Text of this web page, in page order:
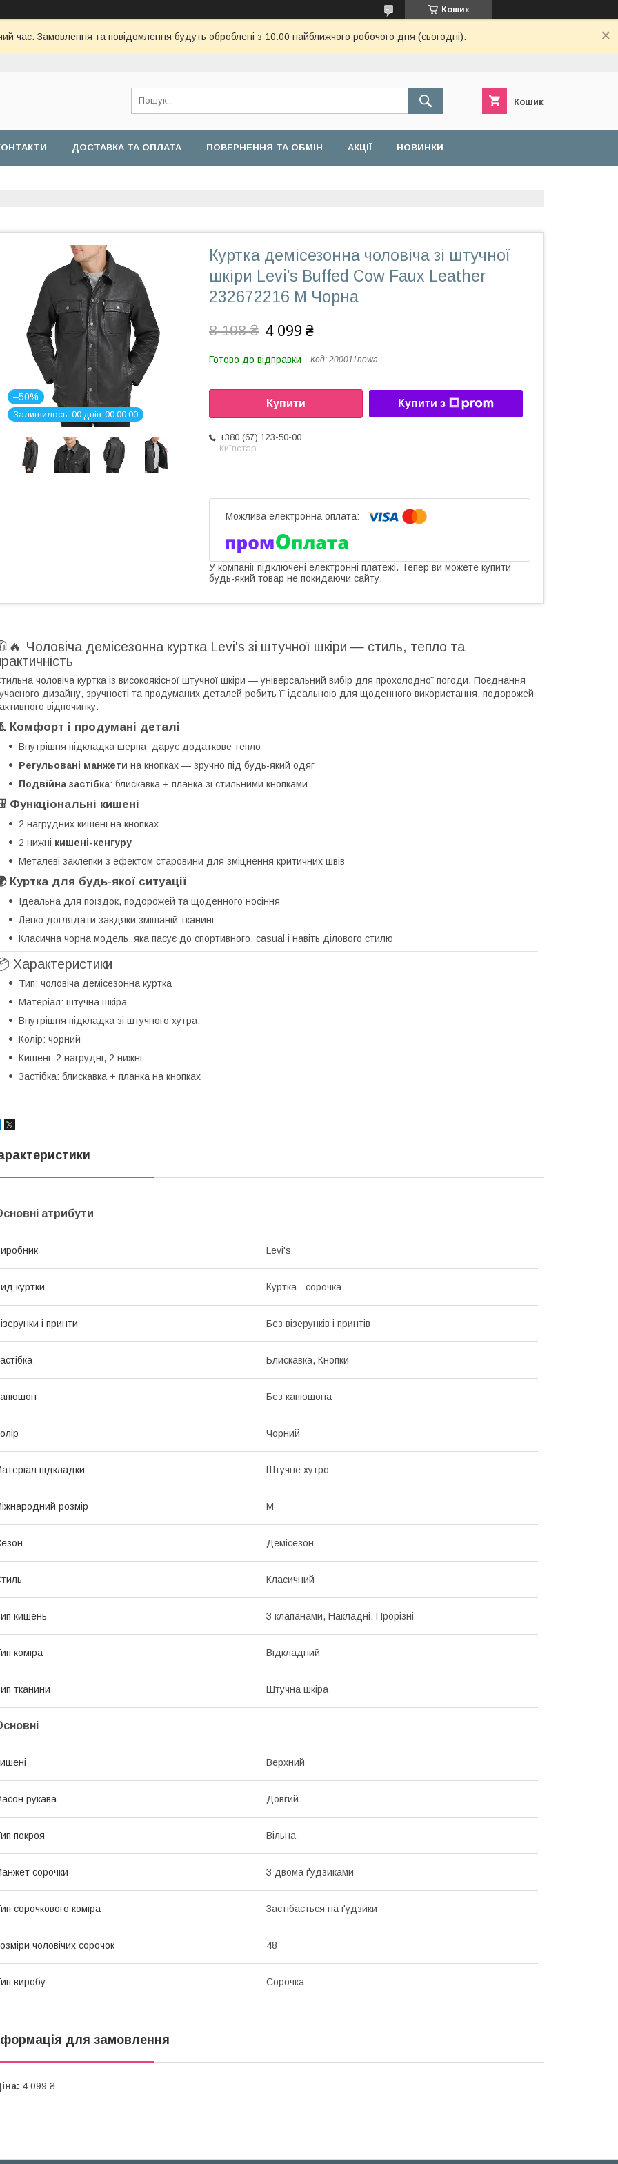
Кошик
час. Замовлення та повідомлення будуть оброблені з 10:00 найближчого робочого дня (сьогодні).
Кошик
ДОСТАВКА ТА ОПЛАТА ПОВЕРНЕННЯ ТА ОБМІН АКЦІЇ НОВИНКИ
–50%
Залишилось 00 днів 00 00 00
Куртка демісезонна чоловіча зі штучної
шкіри Levi's Buffed Cow Faux Leather
232672216 M Чорна
8 198 ₴ 4 099 ₴
Готово до відправки Код: 200011nowa
Купити Купити з
+380 (67) 123-50-00
Київстар
У компанії підключені електронні платежі. Тепер ви можете купити
будь-який товар не покидаючи сайту.
Чоловіча демісезонна куртка Levi's зі штучної шкіри — стиль, тепло та
чоловіча куртка із високоякісної штучної шкіри — універсальний вибір для прохолодної погоди. Поєднання
дизайну, зручності та продуманих деталей робить її ідеальною для щоденного використання, подорожей
активного відпочинку.
Комфорт і продумані деталі
Внутрішня підкладка шерпа дарує додаткове тепло
Регульовані манжети на кнопках — зручно під будь-який одяг
Подвійна застібка: блискавка + планка зі стильними кнопками
Функціональні кишені
2 нагрудних кишені на кнопках
2 нижні кишені-кенгуру
Металеві заклепки з ефектом старовини для зміцнення критичних швів
Куртка для будь-якої ситуації
Ідеальна для поїздок, подорожей та щоденного носіння
Легко доглядати завдяки змішаній тканині
Класична чорна модель, яка пасує до спортивного, casual і навіть ділового стилю
Характеристики
Тип: чоловіча демісезонна куртка
Матеріал: штучна шкіра
Внутрішня підкладка зі штучного хутра.
Колір: чорний
Кишені: 2 нагрудні, 2 нижні
Застібка: блискавка + планка на кнопках
атрибути
Levi's
куртки Куртка - сорочка
і принти Без візерунків і принтів
Блискавка, Кнопки
Без капюшона
Чорний
підкладки Штучне хутро
розмір M
Демісезон
Класичний
кишень З клапанами, Накладні, Прорізні
коміра Відкладний
тканини Штучна шкіра
Верхний
рукава Довгий
покроя Вільна
сорочки З двома ґудзиками
сорочкового коміра Застібається на ґудзики
чоловічих сорочок 48
виробу Сорочка
для замовлення
4 099 ₴